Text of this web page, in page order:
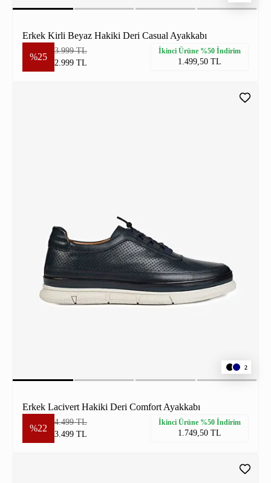
Erkek Kirli Beyaz Hakiki Deri Casual Ayakkabı
%25
3.999 TL
2.999 TL
İkinci Ürüne %50 İndirim
1.499,50 TL
2
Erkek Lacivert Hakiki Deri Comfort Ayakkabı
%22
4.499 TL
3.499 TL
İkinci Ürüne %50 İndirim
1.749,50 TL